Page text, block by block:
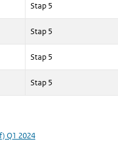
Stap 5
Stap 5
Stap 5
Stap 5
Q1 2024